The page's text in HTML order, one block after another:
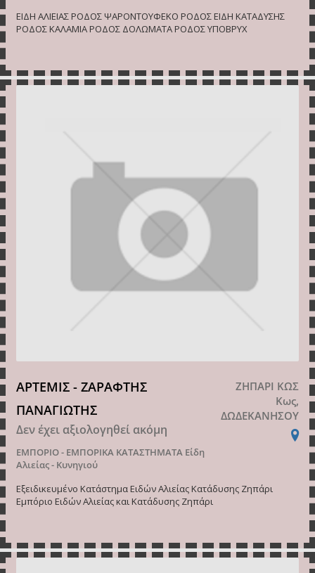
ΕΙΔΗ ΑΛΙΕΙΑΣ ΡΟΔΟΣ ΨΑΡΟΝΤΟΥΦΕΚΟ ΡΟΔΟΣ ΕΙΔΗ ΚΑΤΑΔΥΣΗΣ
ΡΟΔΟΣ ΚΑΛΑΜΙΑ ΡΟΔΟΣ ΔΟΛΩΜΑΤΑ ΡΟΔΟΣ ΥΠΟΒΡΥΧ
ΑΡΤΕΜΙΣ - ΖΑΡΑΦΤΗΣ
ΠΑΝΑΓΙΩΤΗΣ
Δεν έχει αξιολογηθεί ακόμη
ΕΜΠΟΡΙΟ - ΕΜΠΟΡΙΚΑ ΚΑΤΑΣΤΗΜΑΤΑ Είδη
Αλιείας - Κυνηγιού
ΖΗΠΑΡΙ ΚΩΣ
Κως,
ΔΩΔΕΚΑΝΗΣΟΥ
Εξειδικευμένο Κατάστημα Ειδών Αλιείας Κατάδυσης Ζηπάρι
Εμπόριο Ειδών Αλιείας και Κατάδυσης Ζηπάρι